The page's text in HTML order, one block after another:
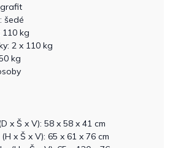
šedé
kg
2 x 110 kg
kg
x Š x V): 58 x 58 x 41 cm
x Š x V): 65 x 61 x 76 cm